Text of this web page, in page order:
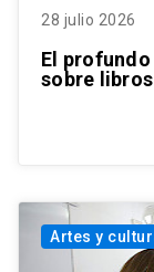
28 julio 2026
El
sobre
Artes y